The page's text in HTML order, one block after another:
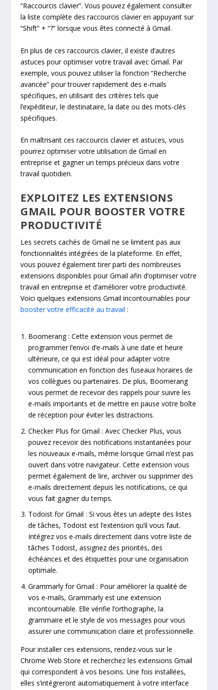
“Raccourcis clavier”. Vous pouvez également consulter
la liste complète des raccourcis clavier en appuyant sur
“Shift” + “?” lorsque vous êtes connecté à Gmail.
En plus de ces raccourcis clavier, il existe d’autres
astuces pour optimiser votre travail avec Gmail. Par
exemple, vous pouvez utiliser la fonction “Recherche
avancée” pour trouver rapidement des e-mails
spécifiques, en utilisant des critères tels que
l’expéditeur, le destinataire, la date ou des mots-clés
spécifiques.
En maîtrisant ces raccourcis clavier et astuces, vous
pourrez optimiser votre utilisation de Gmail en
entreprise et gagner un temps précieux dans votre
travail quotidien.
EXPLOITEZ LES EXTENSIONS
GMAIL POUR BOOSTER VOTRE
PRODUCTIVITÉ
Les secrets cachés de Gmail ne se limitent pas aux
fonctionnalités intégrées de la plateforme. En effet,
vous pouvez également tirer parti des nombreuses
extensions disponibles pour Gmail afin d’optimiser votre
travail en entreprise et d’améliorer votre productivité.
Voici quelques extensions Gmail incontournables pour
booster votre efficacité au travail :
Boomerang : Cette extension vous permet de
programmer l’envoi d’e-mails à une date et heure
ultérieure, ce qui est idéal pour adapter votre
communication en fonction des fuseaux horaires de
vos collègues ou partenaires. De plus, Boomerang
vous permet de recevoir des rappels pour suivre les
e-mails importants et de mettre en pause votre boîte
de réception pour éviter les distractions.
Checker Plus for Gmail : Avec Checker Plus, vous
pouvez recevoir des notifications instantanées pour
les nouveaux e-mails, même lorsque Gmail n’est pas
ouvert dans votre navigateur. Cette extension vous
permet également de lire, archiver ou supprimer des
e-mails directement depuis les notifications, ce qui
vous fait gagner du temps.
Todoist for Gmail : Si vous êtes un adepte des listes
de tâches, Todoist est l’extension qu’il vous faut.
Intégrez vos e-mails directement dans votre liste de
tâches Todoist, assignez des priorités, des
échéances et des étiquettes pour une organisation
optimale.
Grammarly for Gmail : Pour améliorer la qualité de
vos e-mails, Grammarly est une extension
incontournable. Elle vérifie l’orthographe, la
grammaire et le style de vos messages pour vous
assurer une communication claire et professionnelle.
Pour installer ces extensions, rendez-vous sur le
Chrome Web Store et recherchez les extensions Gmail
qui correspondent à vos besoins. Une fois installées,
elles s’intégreront automatiquement à votre interface